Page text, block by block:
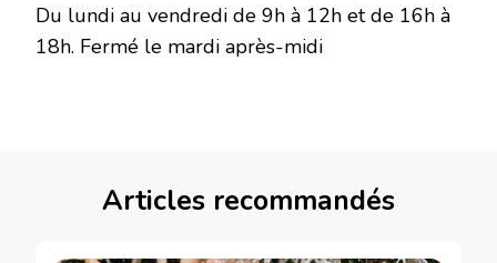
Du lundi au vendredi de 9h à 12h et de 16h à
18h. Fermé le mardi après-midi
Articles recommandés